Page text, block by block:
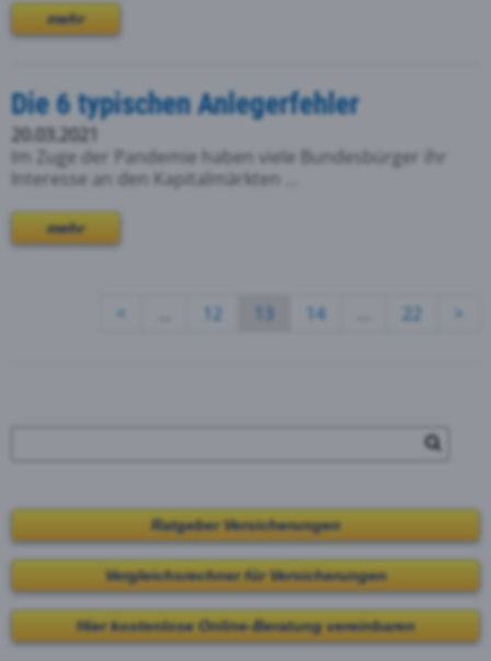
mehr
Die 6 typischen Anlegerfehler
20.03.2021
Im Zuge der Pandemie haben viele Bundesbürger ihr
Interesse an den Kapitalmärkten ...
mehr
< 12 13 14 22 >
Ratgeber Versicherungen
Vergleichsrechner für Versicherungen
Hier kostenlose Online-Beratung vereinbaren